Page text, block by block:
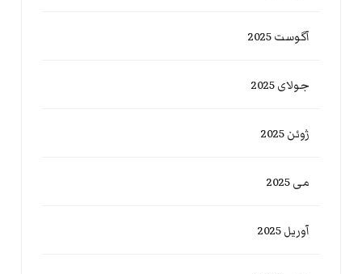
آگوست 2025
جولای 2025
ژوئن 2025
می 2025
آوریل 2025